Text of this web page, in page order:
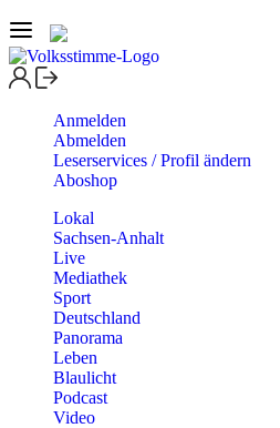
Anmelden
Abmelden
Leserservices / Profil ändern
Aboshop
Lokal
Sachsen-Anhalt
Live
Mediathek
Sport
Deutschland
Panorama
Leben
Blaulicht
Podcast
Video